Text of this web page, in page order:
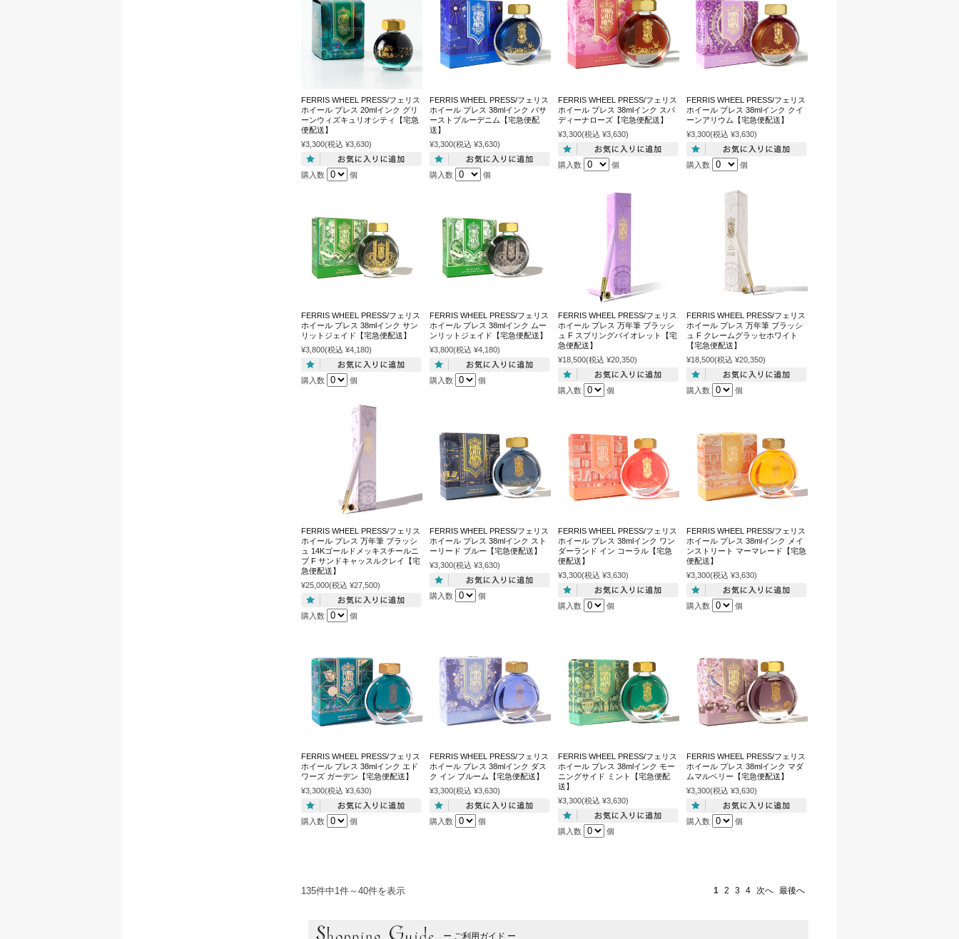
FERRIS WHEEL PRESS/フェリス
ホイール プレス 20mlインク グリ
ーンウィズキュリオシティ【宅急
便配送】
¥3,300(税込 ¥3,630)
購入数 個
FERRIS WHEEL PRESS/フェリス
ホイール プレス 38mlインク バサ
ーストブルーデニム【宅急便配
送】
¥3,300(税込 ¥3,630)
購入数 個
FERRIS WHEEL PRESS/フェリス
ホイール プレス 38mlインク スパ
ディーナローズ【宅急便配送】
¥3,300(税込 ¥3,630)
購入数 個
FERRIS WHEEL PRESS/フェリス
ホイール プレス 38mlインク クイ
ーンアリウム【宅急便配送】
¥3,300(税込 ¥3,630)
購入数 個
FERRIS WHEEL PRESS/フェリス
ホイール プレス 38mlインク サン
リットジェイド【宅急便配送】
¥3,800(税込 ¥4,180)
購入数 個
FERRIS WHEEL PRESS/フェリス
ホイール プレス 38mlインク ムー
ンリットジェイド【宅急便配送】
¥3,800(税込 ¥4,180)
購入数 個
FERRIS WHEEL PRESS/フェリス
ホイール プレス 万年筆 ブラッシ
ュ F スプリングバイオレット【宅
急便配送】
¥18,500(税込 ¥20,350)
購入数 個
FERRIS WHEEL PRESS/フェリス
ホイール プレス 万年筆 ブラッシ
ュ F クレームグラッセホワイト
【宅急便配送】
¥18,500(税込 ¥20,350)
購入数 個
FERRIS WHEEL PRESS/フェリス
ホイール プレス 万年筆 ブラッシ
ュ 14Kゴールドメッキスチールニ
ブ F サンドキャッスルクレイ【宅
急便配送】
¥25,000(税込 ¥27,500)
購入数 個
FERRIS WHEEL PRESS/フェリス
ホイール プレス 38mlインク スト
ーリード ブルー【宅急便配送】
¥3,300(税込 ¥3,630)
購入数 個
FERRIS WHEEL PRESS/フェリス
ホイール プレス 38mlインク ワン
ダーランド イン コーラル【宅急
便配送】
¥3,300(税込 ¥3,630)
購入数 個
FERRIS WHEEL PRESS/フェリス
ホイール プレス 38mlインク メイ
ンストリート マーマレード【宅急
便配送】
¥3,300(税込 ¥3,630)
購入数 個
FERRIS WHEEL PRESS/フェリス
ホイール プレス 38mlインク エド
ワーズ ガーデン【宅急便配送】
¥3,300(税込 ¥3,630)
購入数 個
FERRIS WHEEL PRESS/フェリス
ホイール プレス 38mlインク ダス
ク イン ブルーム【宅急便配送】
¥3,300(税込 ¥3,630)
購入数 個
FERRIS WHEEL PRESS/フェリス
ホイール プレス 38mlインク モー
ニングサイド ミント【宅急便配
送】
¥3,300(税込 ¥3,630)
購入数 個
FERRIS WHEEL PRESS/フェリス
ホイール プレス 38mlインク マダ
ムマルベリー【宅急便配送】
¥3,300(税込 ¥3,630)
購入数 個
135件中1件～40件を表示 1 2 3 4 次へ 最後へ
ー ご利用ガイド ー